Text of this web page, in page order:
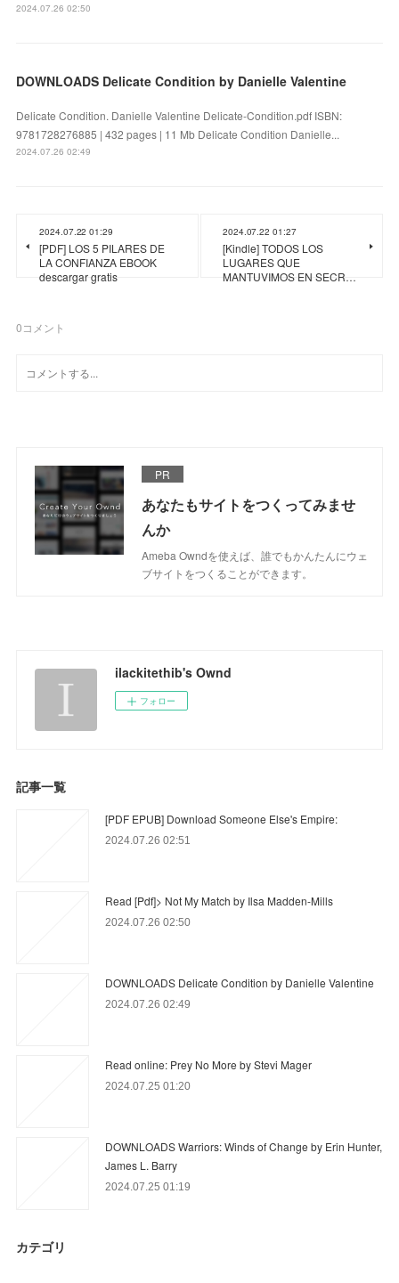
2024.07.26 02:50
DOWNLOADS Delicate Condition by Danielle Valentine
Delicate Condition. Danielle Valentine Delicate-Condition.pdf ISBN:
9781728276885 | 432 pages | 11 Mb Delicate Condition Danielle...
2024.07.26 02:49
2024.07.22 01:29
[PDF] LOS 5 PILARES DE
LA CONFIANZA EBOOK
descargar gratis
2024.07.22 01:27
[Kindle] TODOS LOS
LUGARES QUE
MANTUVIMOS EN SECR…
0コメント
PR
あなたもサイトをつくってみませ
んか
Ameba Owndを使えば、誰でもかんたんにウェ
ブサイトをつくることができます。
ilackitethib's Ownd
フォロー
記事一覧
[PDF EPUB] Download Someone Else's Empire:
2024.07.26 02:51
Read [Pdf]> Not My Match by Ilsa Madden-Mills
2024.07.26 02:50
DOWNLOADS Delicate Condition by Danielle Valentine
2024.07.26 02:49
Read online: Prey No More by Stevi Mager
2024.07.25 01:20
DOWNLOADS Warriors: Winds of Change by Erin Hunter,
James L. Barry
2024.07.25 01:19
カテゴリ